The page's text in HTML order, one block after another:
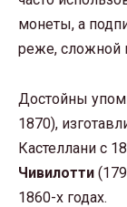
монеты, а
реже, сложной
Достойны
1870),
Кастеллани с
Чивилотти
1860-х годах.